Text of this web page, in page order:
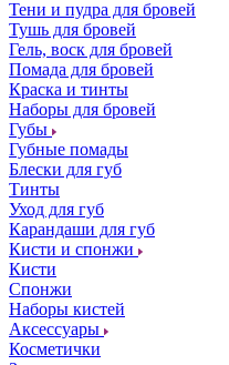
Тени и пудра для бровей
Тушь для бровей
Гель, воск для бровей
Помада для бровей
Краска и тинты
Наборы для бровей
Губы
Губные помады
Блески для губ
Тинты
Уход для губ
Карандаши для губ
Кисти и спонжи
Кисти
Спонжи
Наборы кистей
Аксессуары
Косметички